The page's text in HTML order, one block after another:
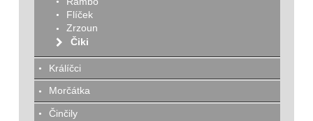
Flíček
Zrzoun
Čiki
Králíčci
Morčátka
Činčily